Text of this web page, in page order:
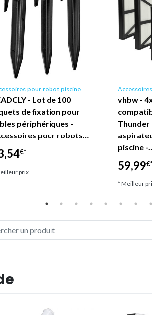
pour robot piscine
- Lot de 100
de fixation pour
périphériques -
pour robots…
€*
prix
vhbw -
Thunder
piscine -
59,99€*
* Meilleur